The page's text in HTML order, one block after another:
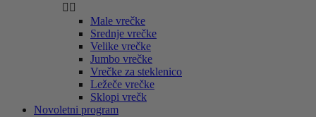
 
Male vrečke
Srednje vrečke
Velike vrečke
Jumbo vrečke
Vrečke za steklenico
Ležeče vrečke
Sklopi vrečk
Novoletni program